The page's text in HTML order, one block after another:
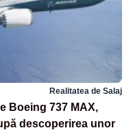
Realitatea de Salaj
Boeing 737 MAX,
descoperirea unor